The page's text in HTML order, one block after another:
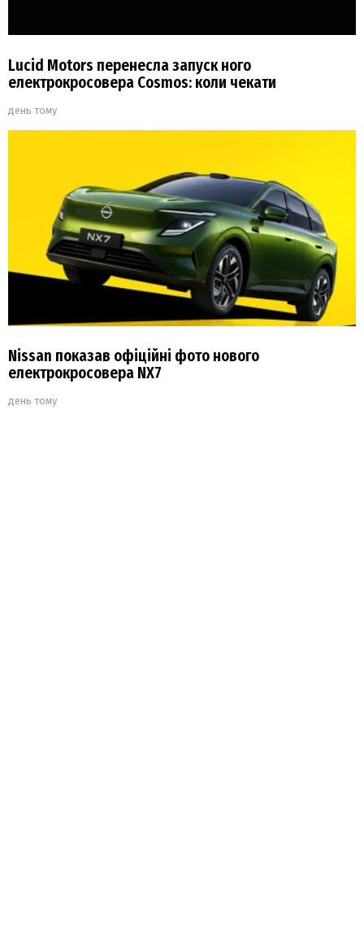
Lucid Motors перенесла запуск ного
електрокросовера Cosmos: коли чекати
день тому
Nissan показав офіційні фото нового
електрокросовера NX7
день тому